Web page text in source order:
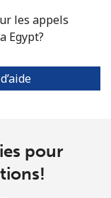
pour
-
les appels
Egypt?
pour